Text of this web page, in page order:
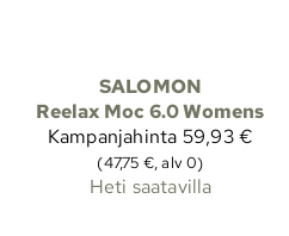
SALOMON
Reelax Moc 6.0 Womens
Kampanjahinta 59,93 €
(47,75 €, alv 0)
Heti saatavilla